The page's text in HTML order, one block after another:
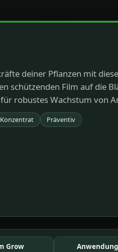
deiner Pflanzen mit
schützenden Film auf die
robustes Wachstum von
Konzentrat Präventiv
Grow Anwendung